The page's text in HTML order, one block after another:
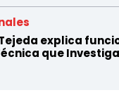
explica
que